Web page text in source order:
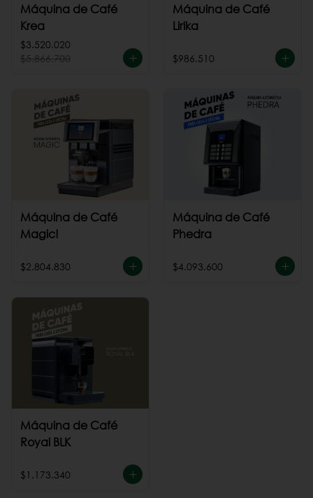
Máquina de Café
Krea
$3.520.020
$5.866.700
Máquina de Café
Lirika
$986.510
Máquina de Café
Magic!
$2.804.830
Máquina de Café
Phedra
$4.093.600
Máquina de Café
Royal BLK
$1.173.340